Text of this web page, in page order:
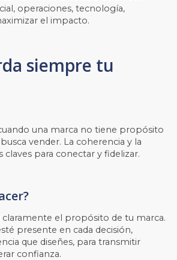
operaciones, tecnología,
el impacto.
siempre tu
una marca no tiene propósito
vender. La coherencia y la
claves para conectar y fidelizar.
el propósito de tu marca.
presente en cada decisión,
que diseñes, para transmitir
confianza.